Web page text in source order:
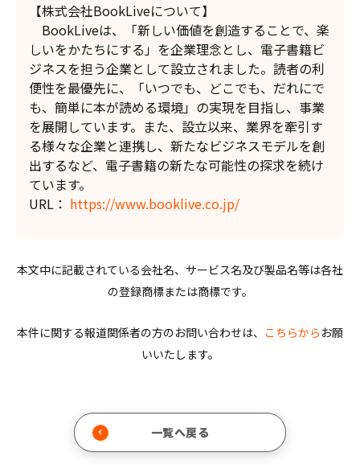
【株式会社BookLiveについて】
BookLiveは、「新しい価値を創造することで、楽
しいをかたちにする」を企業理念とし、電子書籍ビ
ジネスを担う企業として設立されました。読者の利
便性を最優先に、「いつでも、どこでも、だれにで
も、簡単に本が読める環境」の実現を目指し、事業
を展開しています。また、設立以来、業界を牽引す
る様々な企業と連携し、新たなビジネスモデルを創
出するなど、電子書籍の新たな可能性の探求を続け
ています。
URL： https://www.booklive.co.jp/
本文中に記載されている会社名、サービス名及び製品名等は各社
の登録商標または商標です。
本件に関する報道関係者の方のお問い合わせは、 こちらから お願
いいたします。
一覧へ戻る